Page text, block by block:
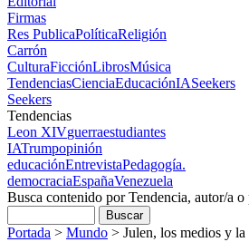
Firmas
Res PublicaPolíticaReligión
Carrón
CulturaFicciónLibrosMúsica
TendenciasCienciaEducaciónIASeekers
Seekers
Tendencias
Leon XIVguerraestudiantes
IATrumpopinión
educaciónEntrevistaPedagogía.
democraciaEspañaVenezuela
Busca contenido por Tendencia, autor/a o
Portada > Mundo > Julen, los medios y la